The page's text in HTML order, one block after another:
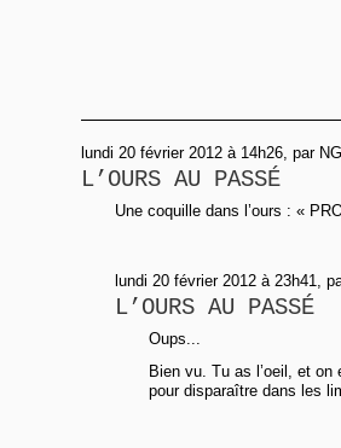
lundi 20 février 2012 à 14h26, par NG
L’OURS AU PASSÉ
Une coquille dans l’ours : «
lundi 20 février 2012 à 23h41,
L’OURS AU PASSÉ
Oups...
Bien vu. Tu as l’oeil, et
pour disparaître dans les